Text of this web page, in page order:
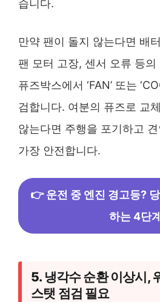
습니다.
만약 팬이 돌지 않는다면 배
팬 모터 고장, 센서 오류 등
퓨즈박스에서 ‘FAN’ 또는
검합니다. 여분의 퓨즈로 교
않는다면 주행을 포기하고
가장 안전합니다.
👉 운전 중 엔진 경고등?
하는 4단계
5. 냉각수 순환 이상시,
스탯 점검 필요